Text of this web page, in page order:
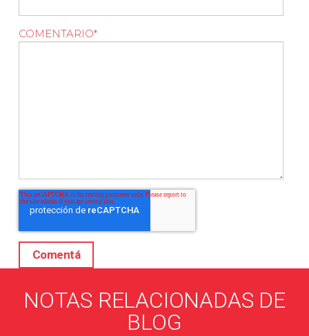
COMENTARIO*
NOTAS RELACIONADAS DE
BLOG